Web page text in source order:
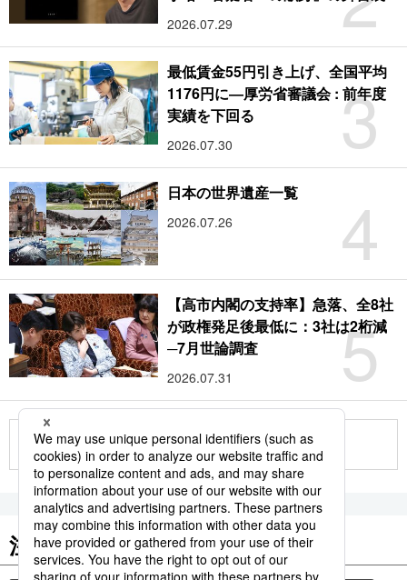
2026.07.29
3
最低賃金55円引き上げ、全国平均
1176円に―厚労省審議会 : 前年度
実績を下回る
2026.07.30
4
日本の世界遺産一覧
2026.07.26
5
【高市内閣の支持率】急落、全8社
が政権発足後最低に：3社は2桁減
─7月世論調査
2026.07.31
もっと見る
注目のキーワード